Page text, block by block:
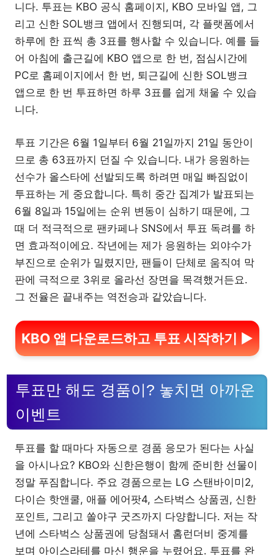
니다. 투표는 KBO 공식 홈페이지, KBO 모바일 앱, 그
리고 신한 SOL뱅크 앱에서 진행되며, 각 플랫폼에서
하루에 한 표씩 총 3표를 행사할 수 있습니다. 예를 들
어 아침에 출근길에 KBO 앱으로 한 번, 점심시간에
PC로 홈페이지에서 한 번, 퇴근길에 신한 SOL뱅크
앱으로 한 번 투표하면 하루 3표를 쉽게 채울 수 있습
니다.
투표 기간은 6월 1일부터 6월 21일까지 21일 동안이
므로 총 63표까지 던질 수 있습니다. 내가 응원하는
선수가 올스타에 선발되도록 하려면 매일 빠짐없이
투표하는 게 중요합니다. 특히 중간 집계가 발표되는
6월 8일과 15일에는 순위 변동이 심하기 때문에, 그
때 더 적극적으로 팬카페나 SNS에서 투표 독려를 하
면 효과적이에요. 작년에는 제가 응원하는 외야수가
부진으로 순위가 밀렸지만, 팬들이 단체로 움직여 막
판에 극적으로 3위로 올라선 장면을 목격했거든요.
그 전율은 끝내주는 역전승과 같았습니다.
KBO 앱 다운로드하고 투표 시작하기 ▶
투표만 해도 경품이? 놓치면 아까운
이벤트
투표를 할 때마다 자동으로 경품 응모가 된다는 사실
을 아시나요? KBO와 신한은행이 함께 준비한 선물이
정말 푸짐합니다. 주요 경품으로는 LG 스탠바이미2,
다이슨 핫앤쿨, 애플 에어팟4, 스타벅스 상품권, 신한
포인트, 그리고 쏠야구 굿즈까지 다양합니다. 저는 작
년에 스타벅스 상품권에 당첨돼서 홈런더비 중계를
보며 아이스라테를 마신 행운을 누렸어요. 투표를 완